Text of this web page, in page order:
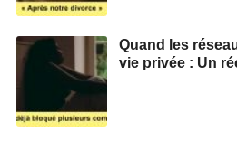
Quand les
vie privée : Un